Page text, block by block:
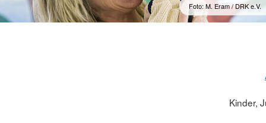
Foto: M. Eram / DRK e.V.
Kinder,